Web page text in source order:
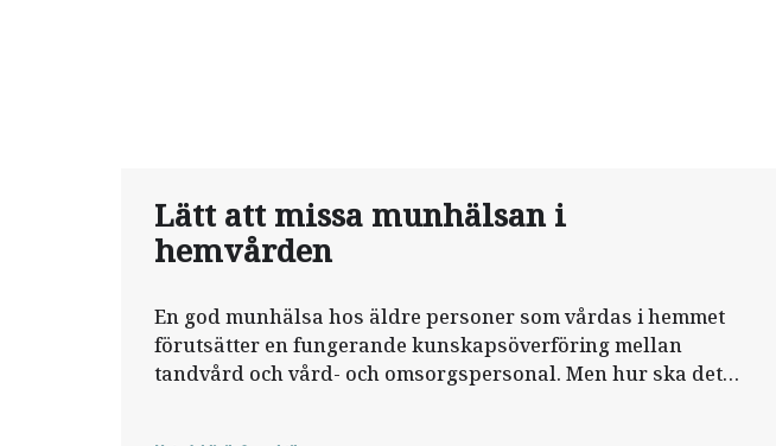
Lätt att missa munhälsan i
hemvården
En god munhälsa hos äldre personer som vårdas i hemmet
förutsätter en fungerande kunskapsöverföring mellan
tandvård och vård- och omsorgspersonal. Men hur ska det